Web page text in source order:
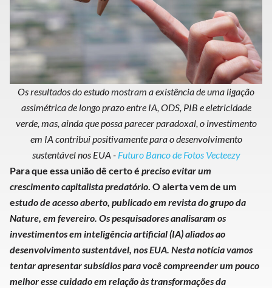
Os resultados do estudo mostram a existência de uma ligação
assimétrica de longo prazo entre IA, ODS, PIB e eletricidade
verde, mas, ainda que possa parecer paradoxal, o investimento
em IA contribui positivamente para o desenvolvimento
sustentável nos EUA - Futuro Banco de Fotos Vecteezy
Para que essa união dê certo é preciso evitar um
crescimento capitalista predatório. O alerta vem de um
estudo de acesso aberto, publicado em revista do grupo da
Nature, em fevereiro. Os pesquisadores analisaram os
investimentos em inteligência artificial (IA) aliados ao
desenvolvimento sustentável, nos EUA. Nesta notícia vamos
tentar apresentar subsídios para você compreender um pouco
melhor esse cuidado em relação às transformações da